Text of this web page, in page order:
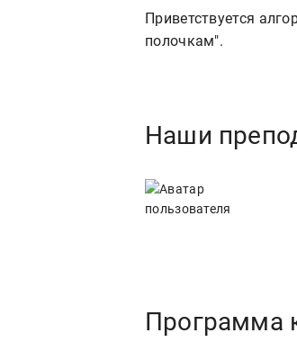
Приветствуется
полочкам".
Наши
Программа